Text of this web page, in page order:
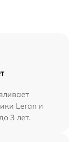
Leran и
3 лет.